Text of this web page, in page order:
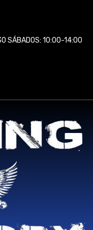
SÁBADOS: 10:00-14:00